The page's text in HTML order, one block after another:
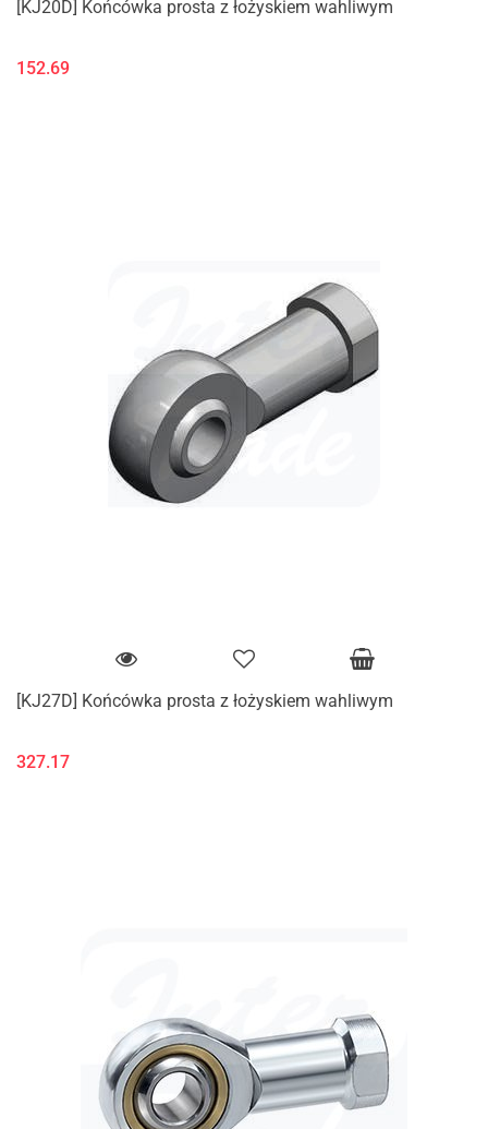
[KJ20D] Końcówka prosta z łożyskiem wahliwym
152.69
[KJ27D] Końcówka prosta z łożyskiem wahliwym
327.17